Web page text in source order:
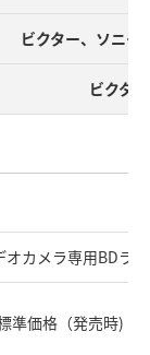
ビクター、ソニー
ビクタ
オカメラ専用BDラ
準価格（発売時)